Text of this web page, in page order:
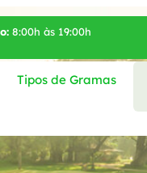
8:00h às 19:00h
Tipos de Gramas